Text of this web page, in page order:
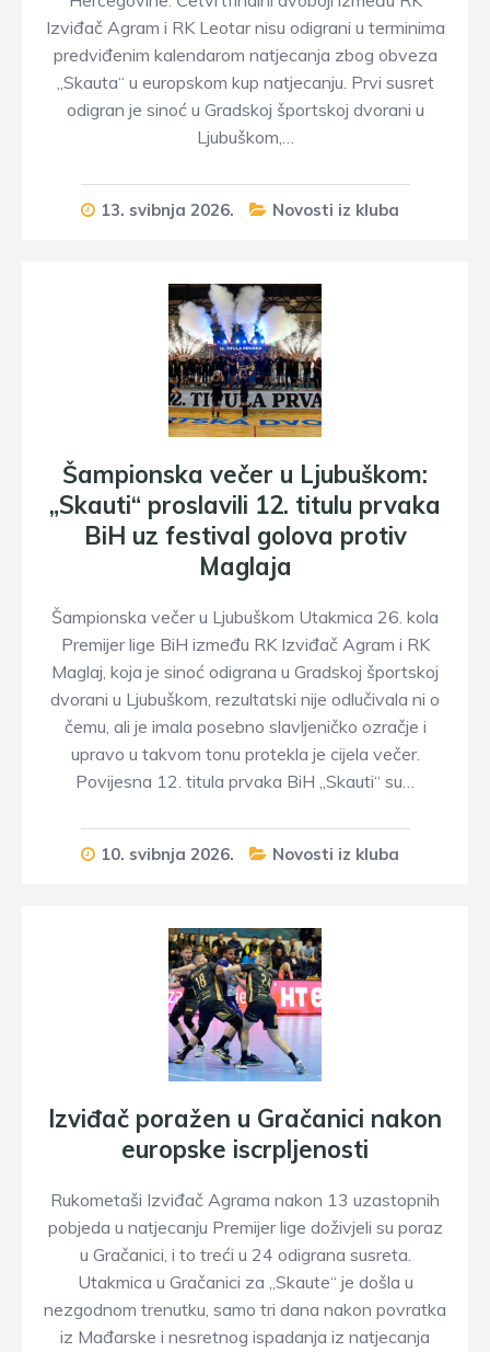
Izviđač Agram i RK Leotar nisu odigrani u terminima
predviđenim kalendarom natjecanja zbog obveza
„Skauta“ u europskom kup natjecanju. Prvi susret
odigran je sinoć u Gradskoj športskoj dvorani u
Ljubuškom,…
13. svibnja 2026. Novosti iz kluba
Šampionska večer u Ljubuškom:
„Skauti“ proslavili 12. titulu prvaka
BiH uz festival golova protiv
Maglaja
Šampionska večer u Ljubuškom Utakmica 26. kola
Premijer lige BiH između RK Izviđač Agram i RK
Maglaj, koja je sinoć odigrana u Gradskoj športskoj
dvorani u Ljubuškom, rezultatski nije odlučivala ni o
čemu, ali je imala posebno slavljeničko ozračje i
upravo u takvom tonu protekla je cijela večer.
Povijesna 12. titula prvaka BiH „Skauti“ su…
10. svibnja 2026. Novosti iz kluba
Izviđač poražen u Gračanici nakon
europske iscrpljenosti
Rukometaši Izviđač Agrama nakon 13 uzastopnih
pobjeda u natjecanju Premijer lige doživjeli su poraz
u Gračanici, i to treći u 24 odigrana susreta.
Utakmica u Gračanici za „Skaute“ je došla u
nezgodnom trenutku, samo tri dana nakon povratka
iz Mađarske i nesretnog ispadanja iz natjecanja